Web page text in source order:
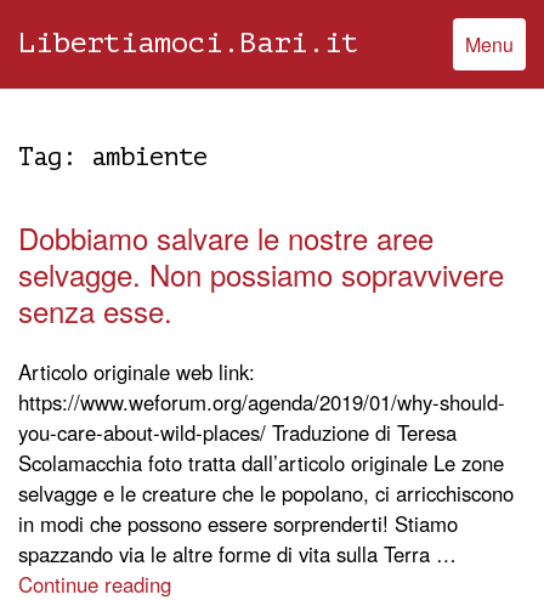
Libertiamoci.Bari.it Menu
Tag: ambiente
Dobbiamo salvare le nostre aree
selvagge. Non possiamo sopravvivere
senza esse.
Articolo originale web link:
https://www.weforum.org/agenda/2019/01/why-should-
you-care-about-wild-places/ Traduzione di Teresa
Scolamacchia foto tratta dall’articolo originale Le zone
selvagge e le creature che le popolano, ci arricchiscono
in modi che possono essere sorprenderti! Stiamo
spazzando via le altre forme di vita sulla Terra …
Continue reading